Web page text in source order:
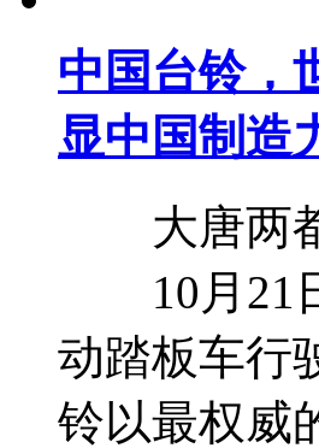
中国台铃，
显中国制造
大唐两都,
10月21日,
动踏板车行
铃以最权威